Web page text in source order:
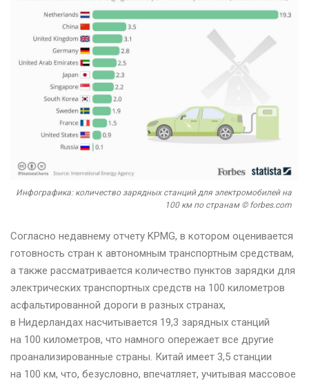
Инфографика: количество зарядных станций для электромобилей на
100 км по странам © forbes.com
Согласно недавнему отчету KPMG, в котором оценивается
готовность стран к автономным транспортным средствам,
а также рассматривается количество пунктов зарядки для
электрических транспортных средств на 100 километров
асфальтированной дороги в разных странах,
в Нидерландах насчитывается 19,3 зарядных станций
на 100 километров, что намного опережает все другие
проанализированные страны. Китай имеет 3,5 станции
на 100 км, что, безусловно, впечатляет, учитывая массовое